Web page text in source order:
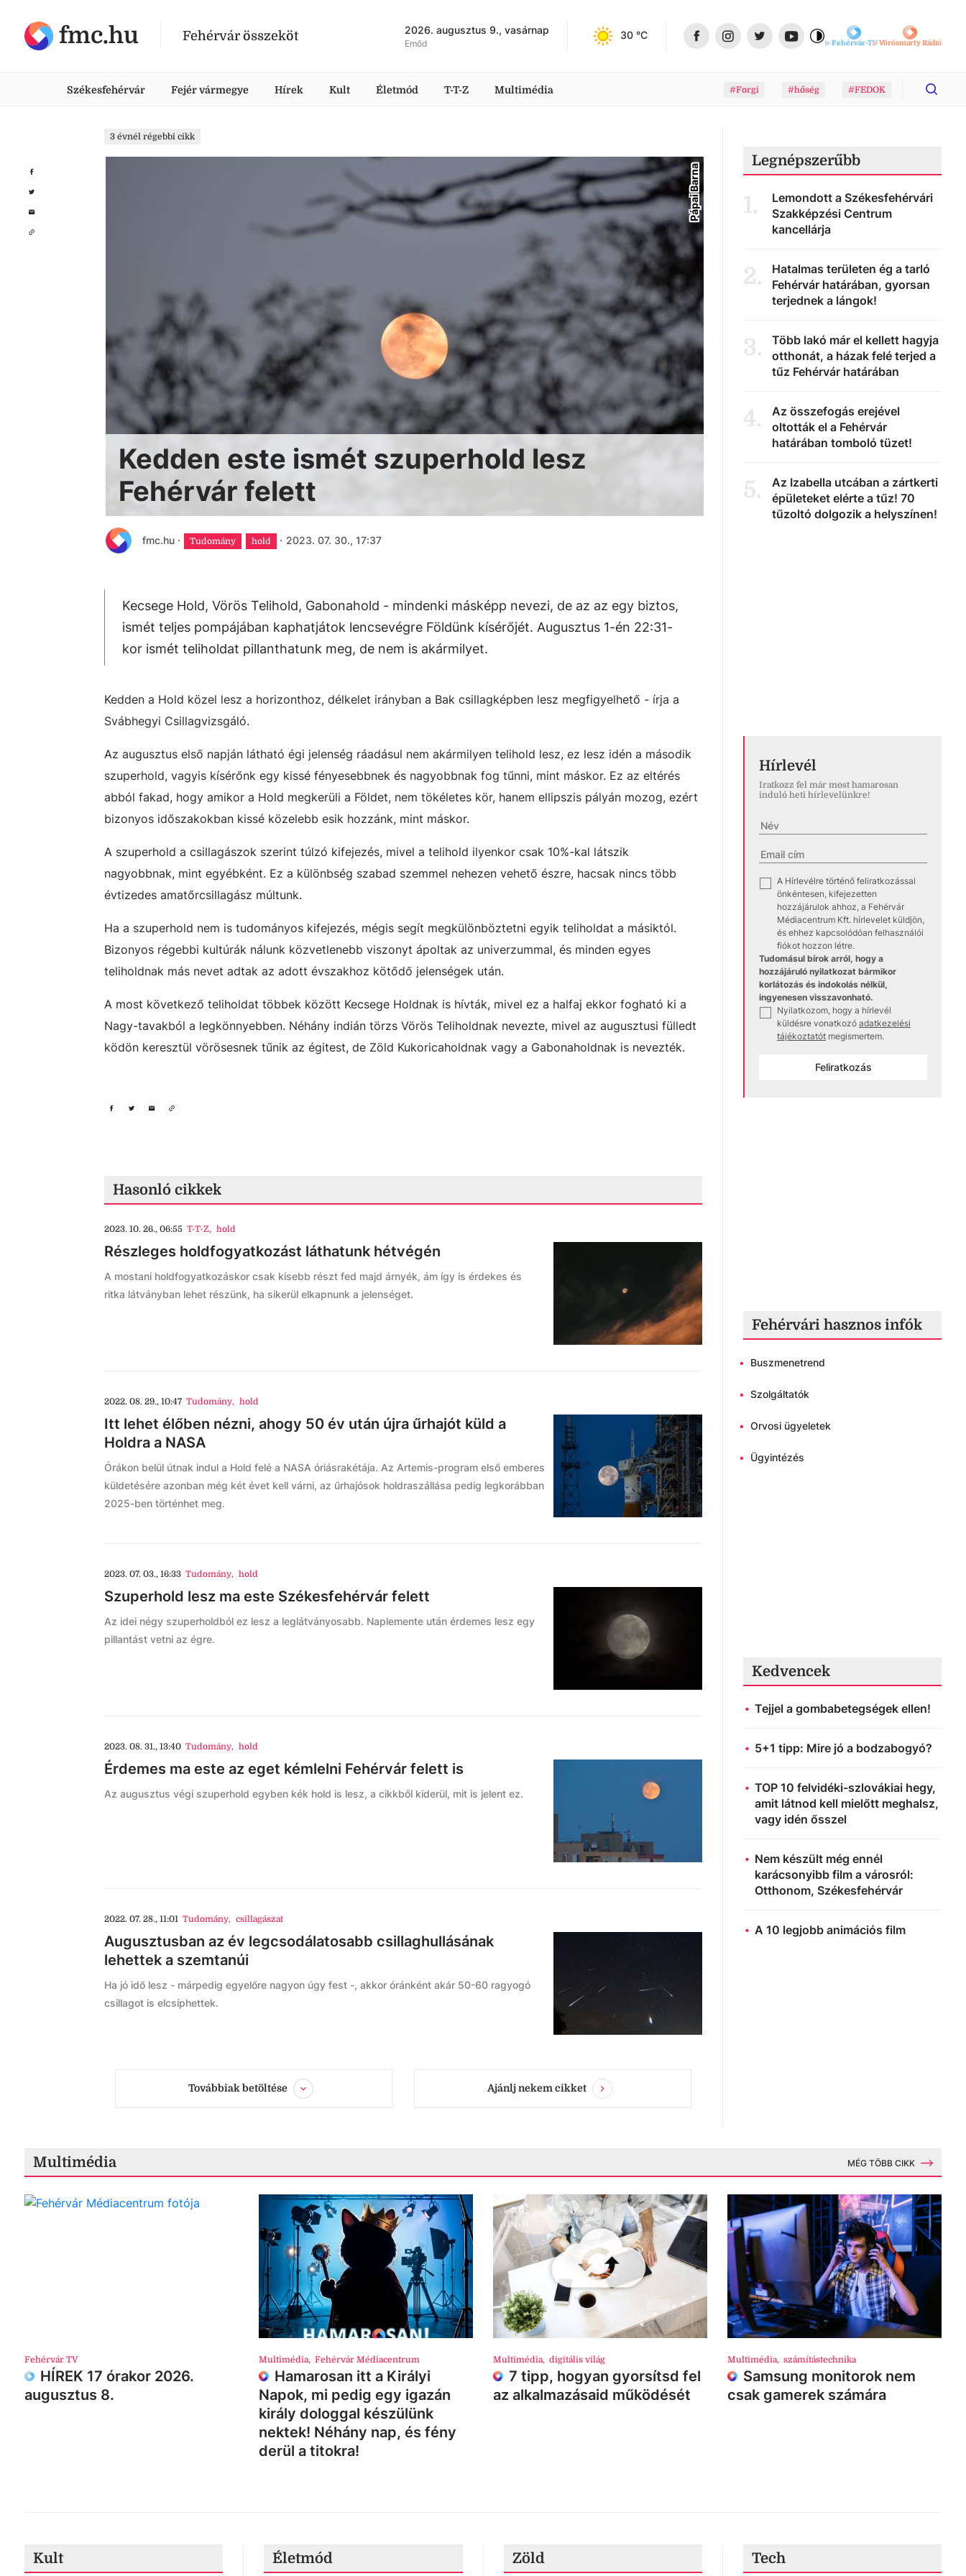
fmc.hu Fehérvár összeköt 2026. augusztus 9., vasárnap
Emőd
30 °C
Fehérvár-TVVörösmarty Rádió
Székesfehérvár Fejér vármegye Hírek Kult Életmód T-T-Z Multimédia #Forgi #hőség #FEDOK
3 évnél régebbi cikk
Pápai Barna
Kedden este ismét szuperhold lesz
Fehérvár felett
fmc.hu · Tudomány hold · 2023. 07. 30., 17:37
Kecsege Hold, Vörös Telihold, Gabonahold - mindenki másképp nevezi, de az az egy biztos,
ismét teljes pompájában kaphatjátok lencsevégre Földünk kísérőjét. Augusztus 1-én 22:31-
kor ismét teliholdat pillanthatunk meg, de nem is akármilyet.
Kedden a Hold közel lesz a horizonthoz, délkelet irányban a Bak csillagképben lesz megfigyelhető - írja a
Svábhegyi Csillagvizsgáló.
Az augusztus első napján látható égi jelenség ráadásul nem akármilyen telihold lesz, ez lesz idén a második
szuperhold, vagyis kísérőnk egy kissé fényesebbnek és nagyobbnak fog tűnni, mint máskor. Ez az eltérés
abból fakad, hogy amikor a Hold megkerüli a Földet, nem tökéletes kör, hanem ellipszis pályán mozog, ezért
bizonyos időszakokban kissé közelebb esik hozzánk, mint máskor.
A szuperhold a csillagászok szerint túlzó kifejezés, mivel a telihold ilyenkor csak 10%-kal látszik
nagyobbnak, mint egyébként. Ez a különbség szabad szemmel nehezen vehető észre, hacsak nincs több
évtizedes amatőrcsillagász múltunk.
Ha a szuperhold nem is tudományos kifejezés, mégis segít megkülönböztetni egyik teliholdat a másiktól.
Bizonyos régebbi kultúrák nálunk közvetlenebb viszonyt ápoltak az univerzummal, és minden egyes
teliholdnak más nevet adtak az adott évszakhoz kötődő jelenségek után.
A most következő teliholdat többek között Kecsege Holdnak is hívták, mivel ez a halfaj ekkor fogható ki a
Nagy-tavakból a legkönnyebben. Néhány indián törzs Vörös Teliholdnak nevezte, mivel az augusztusi fülledt
ködön keresztül vörösesnek tűnik az égitest, de Zöld Kukoricaholdnak vagy a Gabonaholdnak is nevezték.
Hasonló cikkek
2023. 10. 26., 06:55 T-T-Z, hold
Részleges holdfogyatkozást láthatunk hétvégén
A mostani holdfogyatkozáskor csak kisebb részt fed majd árnyék, ám így is érdekes és
ritka látványban lehet részünk, ha sikerül elkapnunk a jelenséget.
2022. 08. 29., 10:47 Tudomány, hold
Itt lehet élőben nézni, ahogy 50 év után újra űrhajót küld a
Holdra a NASA
Órákon belül útnak indul a Hold felé a NASA óriásrakétája. Az Artemis-program első emberes
küldetésére azonban még két évet kell várni, az űrhajósok holdraszállása pedig legkorábban
2025-ben történhet meg.
2023. 07. 03., 16:33 Tudomány, hold
Szuperhold lesz ma este Székesfehérvár felett
Az idei négy szuperholdból ez lesz a leglátványosabb. Naplemente után érdemes lesz egy
pillantást vetni az égre.
2023. 08. 31., 13:40 Tudomány, hold
Érdemes ma este az eget kémlelni Fehérvár felett is
Az augusztus végi szuperhold egyben kék hold is lesz, a cikkből kiderül, mit is jelent ez.
2022. 07. 28., 11:01 Tudomány, csillagászat
Augusztusban az év legcsodálatosabb csillaghullásának
lehettek a szemtanúi
Ha jó idő lesz - márpedig egyelőre nagyon úgy fest -, akkor óránként akár 50-60 ragyogó
csillagot is elcsíphettek.
Továbbiak betöltése Ajánlj nekem cikket
Legnépszerűbb
1.
Lemondott a Székesfehérvári
Szakképzési Centrum
kancellárja
2.
Hatalmas területen ég a tarló
Fehérvár határában, gyorsan
terjednek a lángok!
3.
Több lakó már el kellett hagyja
otthonát, a házak felé terjed a
tűz Fehérvár határában
4.
Az összefogás erejével
oltották el a Fehérvár
határában tomboló tüzet!
5.
Az Izabella utcában a zártkerti
épületeket elérte a tűz! 70
tűzoltó dolgozik a helyszínen!
Hírlevél
Iratkozz fel már most hamarosan
induló heti hírlevelünkre!
✓
A Hírlevélre történő feliratkozással
önkéntesen, kifejezetten
hozzájárulok ahhoz, a Fehérvár
Médiacentrum Kft. hírlevelet küldjön,
és ehhez kapcsolódóan felhasználói
fiókot hozzon létre.
Tudomásul bírok arról, hogy a
hozzájáruló nyilatkozat bármikor
korlátozás és indokolás nélkül,
ingyenesen visszavonható.
✓
Nyilatkozom, hogy a hírlevél
küldésre vonatkozó adatkezelési
tájékoztatót megismertem.
Feliratkozás
Fehérvári hasznos infók
• Buszmenetrend
• Szolgáltatók
• Orvosi ügyeletek
• Ügyintézés
Kedvencek
Tejjel a gombabetegségek ellen!
5+1 tipp: Mire jó a bodzabogyó?
TOP 10 felvidéki-szlovákiai hegy,
amit látnod kell mielőtt meghalsz,
vagy idén ősszel
Nem készült még ennél
karácsonyibb film a városról:
Otthonom, Székesfehérvár
A 10 legjobb animációs film
Multimédia MÉG TÖBB CIKK
Fehérvár TV
HÍREK 17 órakor 2026.
augusztus 8.
Multimédia, Fehérvár Médiacentrum
Hamarosan itt a Királyi
Napok, mi pedig egy igazán
király dologgal készülünk
nektek! Néhány nap, és fény
derül a titokra!
Multimédia, digitális világ
7 tipp, hogyan gyorsítsd fel
az alkalmazásaid működését
Multimédia, számítástechnika
Samsung monitorok nem
csak gamerek számára
Kult Életmód Zöld Tech